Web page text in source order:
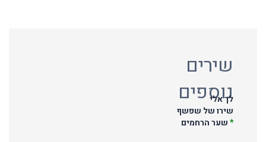
שירים
נוספים
לך אלי
שירו של שפשף
*שער הרחמים